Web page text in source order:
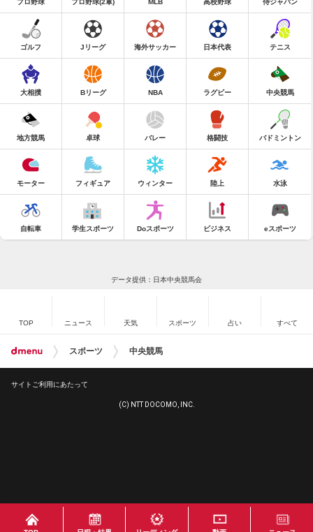
プロ野球 プロ野球(2軍) MLB 高校野球 侍ジャパン
ゴルフ Jリーグ 海外サッカー 日本代表 テニス
大相撲 Bリーグ NBA ラグビー 中央競馬
地方競馬 卓球 バレー 格闘技 バドミントン
モーター フィギュア ウィンター 陸上 水泳
自転車 学生スポーツ Doスポーツ ビジネス eスポーツ
データ提供：日本中央競馬会
TOP ニュース 天気 スポーツ 占い すべて
スポーツ 中央競馬
サイトご利用にあたって
(C) NTT DOCOMO, INC.